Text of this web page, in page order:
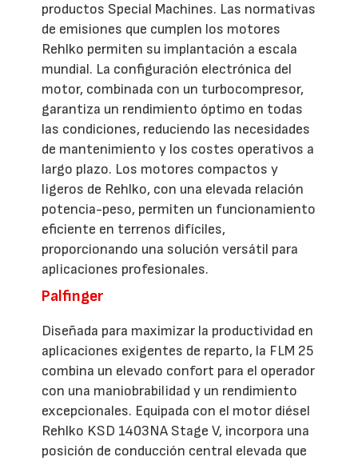
productos Special Machines. Las normativas
de emisiones que cumplen los motores
Rehlko permiten su implantación a escala
mundial. La configuración electrónica del
motor, combinada con un turbocompresor,
garantiza un rendimiento óptimo en todas
las condiciones, reduciendo las necesidades
de mantenimiento y los costes operativos a
largo plazo. Los motores compactos y
ligeros de Rehlko, con una elevada relación
potencia-peso, permiten un funcionamiento
eficiente en terrenos difíciles,
proporcionando una solución versátil para
aplicaciones profesionales.
Palfinger
Diseñada para maximizar la productividad en
aplicaciones exigentes de reparto, la FLM 25
combina un elevado confort para el operador
con una maniobrabilidad y un rendimiento
excepcionales. Equipada con el motor diésel
Rehlko KSD 1403NA Stage V, incorpora una
posición de conducción central elevada que